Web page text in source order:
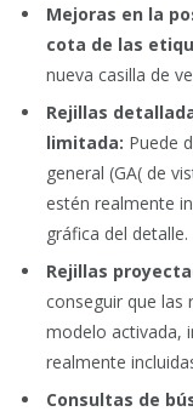
Mejoras en la
cota de las
nueva casilla de
Rejillas
limitada: Puede
general (GA( de
estén realmente
gráfica del detalle.
Rejillas
conseguir que las
modelo activada,
realmente
Consultas de